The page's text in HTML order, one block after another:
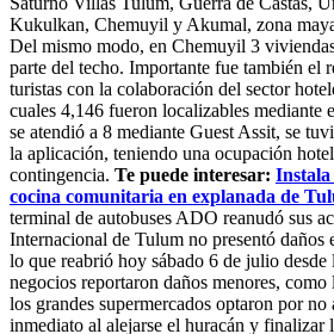
Kukulkan, Chemuyil y Akumal, zona
Del mismo modo, en Chemuyil 3
parte del techo. Importante fue también el
turistas con la colaboración del sector
cuales 4,146 fueron localizables mediante
se atendió a 8 mediante Guest Assit, se
la aplicación, teniendo una ocupación
contingencia. Te puede interesar:
cocina comunitaria en explanada de
terminal de autobuses ADO reanudó sus
Internacional de Tulum no presentó daños
lo que reabrió hoy sábado 6 de julio desde
negocios reportaron daños menores,
los grandes supermercados optaron por no
inmediato al alejarse el huracán y finalizar